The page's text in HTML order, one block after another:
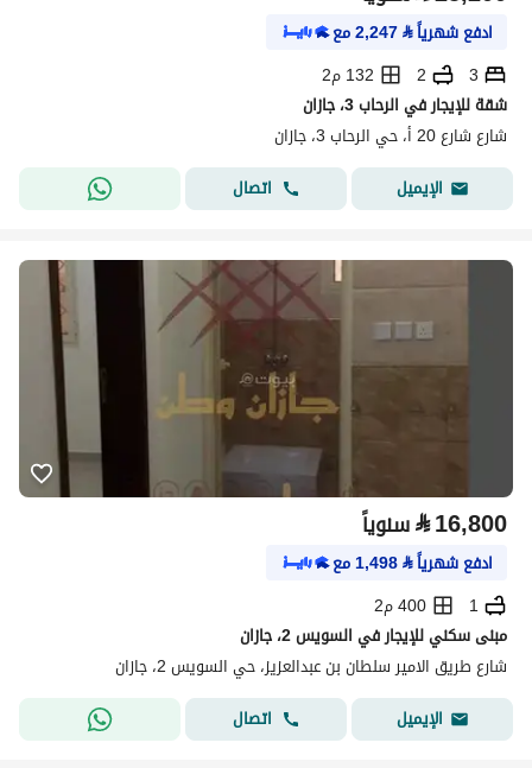
ادفع شهرياً⃁
2,247مع
3
2
132 م2
شقة للإيجار في الرحاب 3، جازان
شارع شارع 20 أ، حي الرحاب 3، جازان
الإيميل
اتصال
⃁16,800 سنوياً
ادفع شهرياً⃁
1,498مع
1
400 م2
مبنى سكني للإيجار في السويس 2، جازان
شارع طريق الامير سلطان بن عبدالعزيز، حي السويس 2، جازان
الإيميل
اتصال